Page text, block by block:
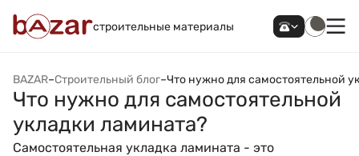
строительные материалы
BAZAR–Строительный блог–Что нужно для самостоятельной
Что нужно для самостоятельной
укладки ламината?
Самостоятельная укладка ламината - это